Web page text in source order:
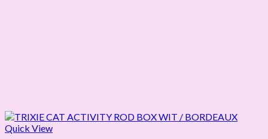
Quick View